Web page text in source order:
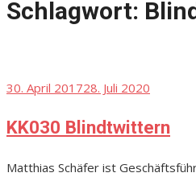
Schlagwort:
Posted
30. April 201728. Juli 2020
KK030 Blindtwittern
Matthias Schäfer ist